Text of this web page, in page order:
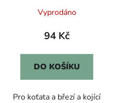
0,4kg
Vyprodáno
94 Kč
DO KOŠÍKU
Pro koťata a březí a kojící